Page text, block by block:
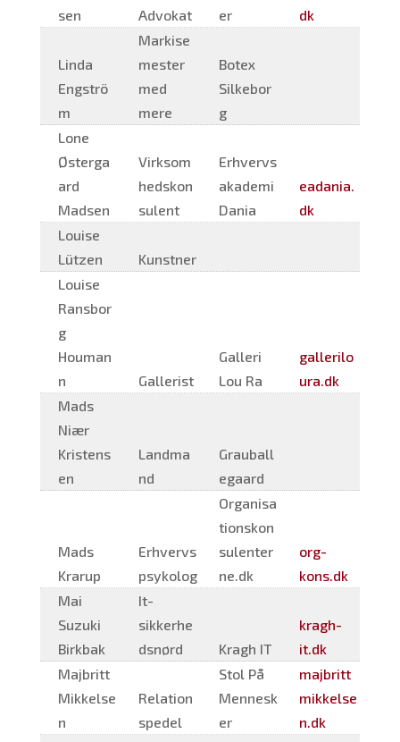
sen
Advokat
er
dk
Linda
Engströ
m
Markise
mester
med
mere
Botex
Silkebor
g
Lone
Østerga
ard
Madsen
Virksom
hedskon
sulent
Erhvervs
akademi
Dania
eadania.
dk
Louise
Lützen
Kunstner
Louise
Ransbor
g
Houman
n
Gallerist
Galleri
Lou Ra
gallerilo
ura.dk
Mads
Niær
Kristens
en
Landma
nd
Grauball
egaard
Mads
Krarup
Erhvervs
psykolog
Organisa
tionskon
sulenter
ne.dk
org-
kons.dk
Mai
Suzuki
Birkbak
It-
sikkerhe
dsnørd
Kragh IT
kragh-
it.dk
Majbritt
Mikkelse
n
Relation
spedel
Stol På
Mennesk
er
majbritt
mikkelse
n.dk